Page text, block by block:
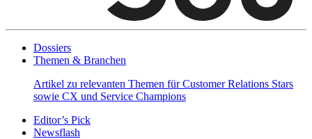
Dossiers
Themen & Branchen
Artikel zu relevanten Themen für Customer Relations Stars
sowie CX und Service Champions
Editor’s Pick
Newsflash